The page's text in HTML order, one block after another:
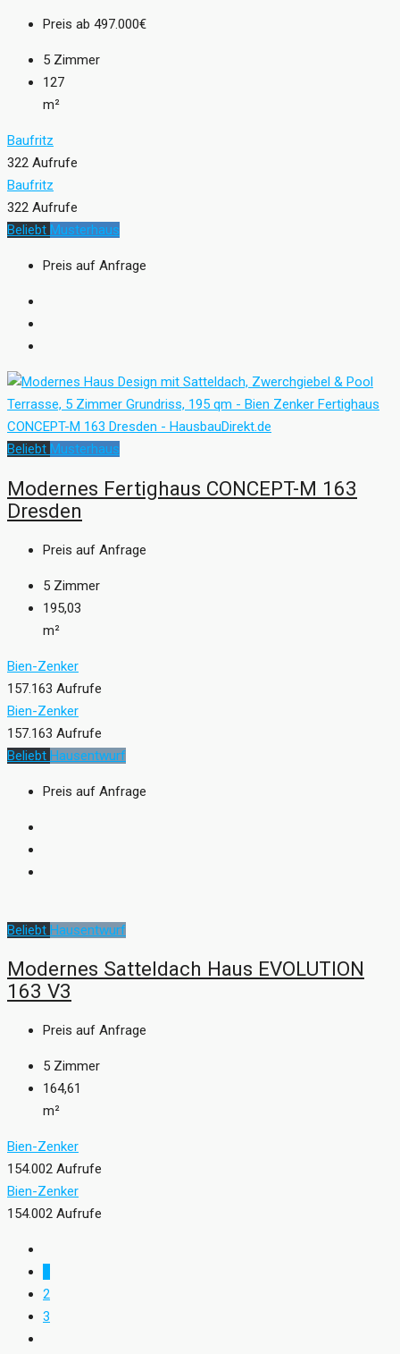
Preis ab 497.000€
5 Zimmer
127
m²
Baufritz
322 Aufrufe
Baufritz
322 Aufrufe
Beliebt Musterhaus
Preis auf Anfrage
Beliebt Musterhaus
Modernes Fertighaus CONCEPT-M 163
Dresden
Preis auf Anfrage
5 Zimmer
195,03
m²
Bien-Zenker
157.163 Aufrufe
Bien-Zenker
157.163 Aufrufe
Beliebt Hausentwurf
Preis auf Anfrage
Beliebt Hausentwurf
Modernes Satteldach Haus EVOLUTION
163 V3
Preis auf Anfrage
5 Zimmer
164,61
m²
Bien-Zenker
154.002 Aufrufe
Bien-Zenker
154.002 Aufrufe
2
3